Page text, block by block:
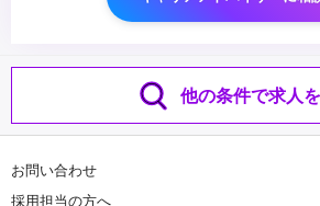
他の条件で求人
お問い合わせ
採用担当の方へ